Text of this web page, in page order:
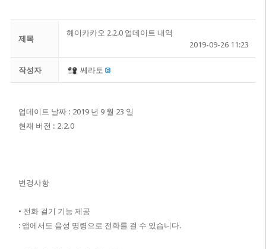
제목
헤이카카오 2.2.0 업데이트 내역
2019-09-26 11:23
작성자 쎄라토
업데이트 날짜 : 2019 년 9 월 23 일
현재 버전 : 2.2.0
변경사항
• 전화 걸기 기능 제공
: 앱에서도 음성 명령으로 전화를 걸 수 있습니다.